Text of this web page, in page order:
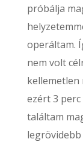
próbálja
operáltam.
nem volt
kellemetlen
ezért 3
találtam